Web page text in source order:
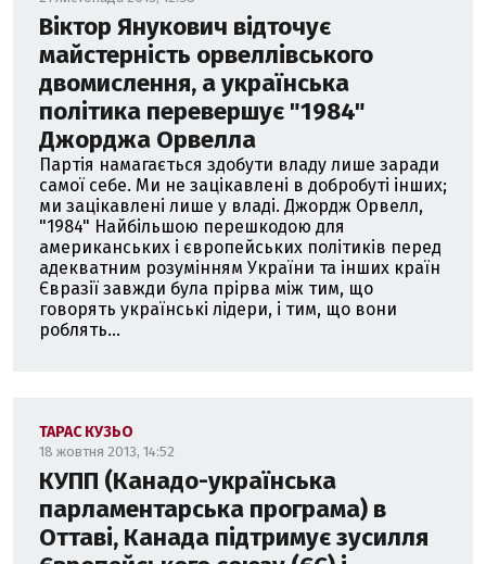
Віктор Янукович відточує
майстерність орвеллівського
двомислення, а українська
політика перевершує "1984"
Джорджа Орвелла
Партія намагається здобути владу лише заради
самої себе. Ми не зацікавлені в добробуті інших;
ми зацікавлені лише у владі. Джордж Орвелл,
"1984" Найбільшою перешкодою для
американських і європейських політиків перед
адекватним розумінням України та інших країн
Євразії завжди була прірва між тим, що
говорять українські лідери, і тим, що вони
роблять...
ТАРАС КУЗЬО
18 жовтня 2013, 14:52
КУПП (Канадо-українська
парламентарська програма) в
Оттаві, Канада підтримує зусилля